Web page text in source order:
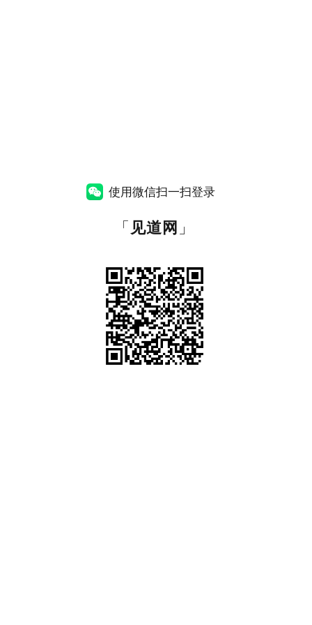
使用微信扫一扫登录
「 见道网 」